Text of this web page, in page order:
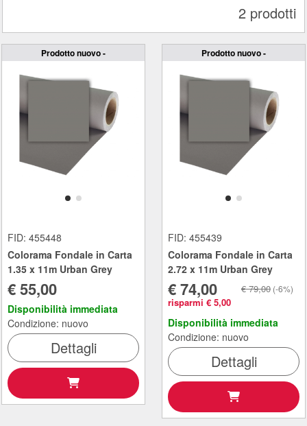
2 prodotti
Prodotto nuovo -
FID: 455448
Colorama Fondale in Carta
1.35 x 11m Urban Grey
€ 55,00
Disponibilità immediata
Condizione: nuovo
Dettagli
Prodotto nuovo -
FID: 455439
Colorama Fondale in Carta
2.72 x 11m Urban Grey
€ 74,00
risparmi € 5,00
€ 79,00 (-6%)
Disponibilità immediata
Condizione: nuovo
Dettagli